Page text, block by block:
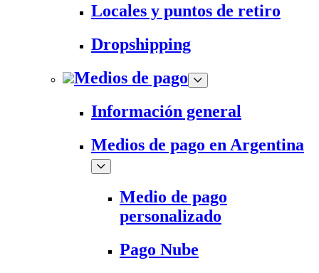
Locales y puntos de retiro
Dropshipping
Medios de pago
Información general
Medios de pago en Argentina
Medio de pago
personalizado
Pago Nube